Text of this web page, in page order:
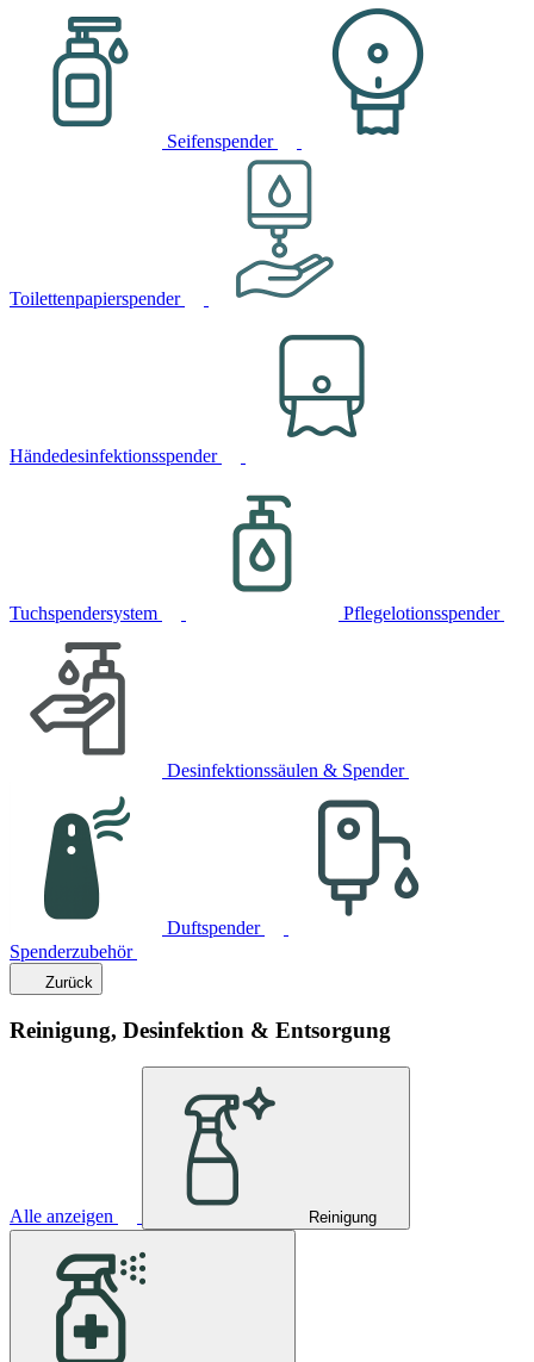
Seifenspender
Toilettenpapierspender
Händedesinfektionsspender
Tuchspendersystem Pflegelotionsspender
Desinfektionssäulen & Spender
Duftspender
Spenderzubehör
Zurück
Reinigung, Desinfektion & Entsorgung
Alle anzeigen Reinigung